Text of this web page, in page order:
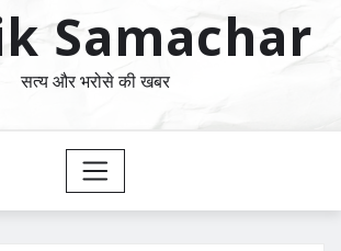
Samachar
सत्य और भरोसे की खबर